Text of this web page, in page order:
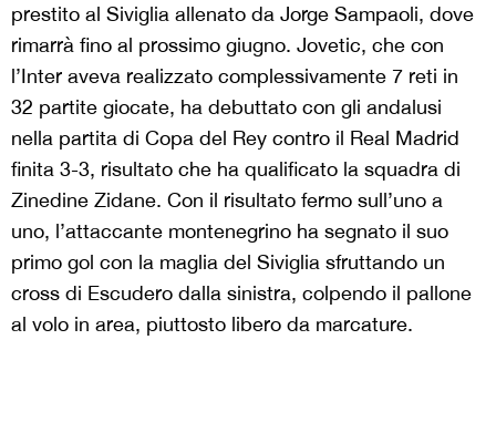
prestito al Siviglia allenato da Jorge Sampaoli, dove
rimarrà fino al prossimo giugno. Jovetic, che con
l’Inter aveva realizzato complessivamente 7 reti in
32 partite giocate, ha debuttato con gli andalusi
nella partita di Copa del Rey contro il Real Madrid
finita 3-3, risultato che ha qualificato la squadra di
Zinedine Zidane. Con il risultato fermo sull’uno a
uno, l’attaccante montenegrino ha segnato il suo
primo gol con la maglia del Siviglia sfruttando un
cross di Escudero dalla sinistra, colpendo il pallone
al volo in area, piuttosto libero da marcature.